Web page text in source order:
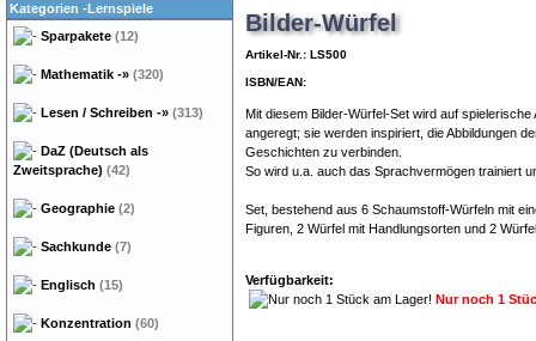
Bilder-Würfel
Artikel-Nr.: LS500
ISBN/EAN:
Mit diesem Bilder-Würfel-Set wird auf
angeregt; sie werden inspiriert, die Abbildungen
Geschichten zu verbinden.
So wird u.a. auch das Sprachvermögen trainiert
Set, bestehend aus 6 Schaumstoff-Würfeln mit
Figuren, 2 Würfel mit Handlungsorten und 2
Verfügbarkeit:
Nur noch 1
Kategorien -Lernspiele
Sparpakete (12)
Mathematik -» (320)
Lesen / Schreiben -» (313)
DaZ (Deutsch als
Zweitsprache) (42)
Geographie (2)
Sachkunde (7)
Englisch (15)
Konzentration (60)